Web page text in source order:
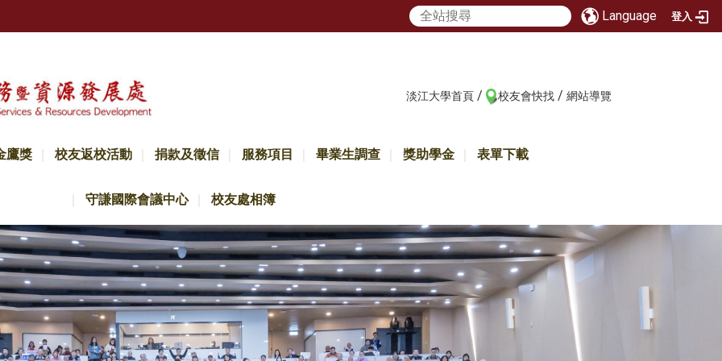
Language 登入
淡江大學首頁 / 校友會快找 / 網站導覽
鷹獎 校友返校活動 捐款及徵信 服務項目 畢業生調查 獎助學金 表單下載
守謙國際會議中心 校友處相簿